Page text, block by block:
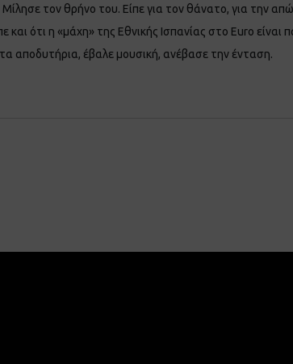
τον θρήνο του. Είπε για τον θάνατο, για την
ότι η «μάχη» της Εθνικής Ισπανίας στο Euro είναι
αποδυτήρια, έβαλε μουσική, ανέβασε την ένταση.